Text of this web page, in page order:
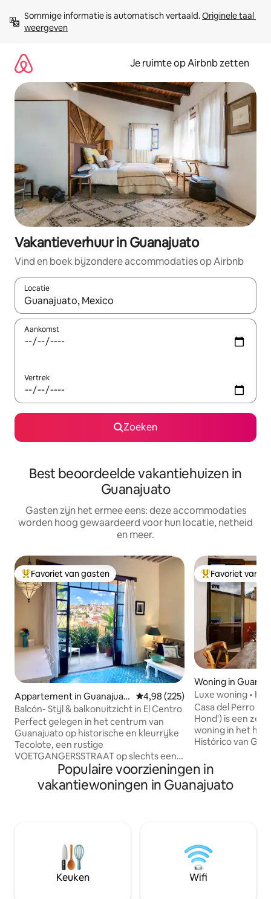
direct
naar
Sommige informatie is automatisch vertaald. Originele taal
weergeven
Je ruimte op Airbnb zetten
Vakantieverhuur in Guanajuato
Vind en boek bijzondere accommodaties op Airbnb
Locatie
Wanneer er suggesties beschikbaar zijn, maak je een keuze
Aankomst
Vertrek
Zoeken
Best beoordeelde vakantiehuizen in
Guanajuato
Gasten zijn het ermee eens: deze accommodaties
worden hoog gewaardeerd voor hun locatie, netheid
en meer.
Topfavoriet van gasten
Favoriet van gasten
Appartement in Guanajuat
o
Gemiddelde beoordeling van
4,98 (225)
Balcón- Stijl & balkonuitzicht in El Centro
Perfect gelegen in het centrum van
Guanajuato op historische en kleurrijke
Tecolote, een rustige
VOETGANGERSSTRAAT op slechts een
paar minuten lopen bergopwaarts van
overvloedige restaurants, bars, theaters
en activiteiten. Dit appartement biedt
woon-/eet-/keukenruimte, een
geweldige ruimte om te hangen en te
ontspannen. De aparte slaapkamer
heeft 2 kasten en een bed comfortabel
Topfavoriet van
Favoriet van
Woning in
Luxe woning •
overal naartoe
Casa del Perro
Hond') is een
woning in het
Histórico van
badkamers.
drie slaapkamers
bereiken met de
panoramisch
privé, rustig en
voor een
ervaring.
Populaire voorzieningen in
vakantiewoningen in Guanajuato
Keuken Wifi